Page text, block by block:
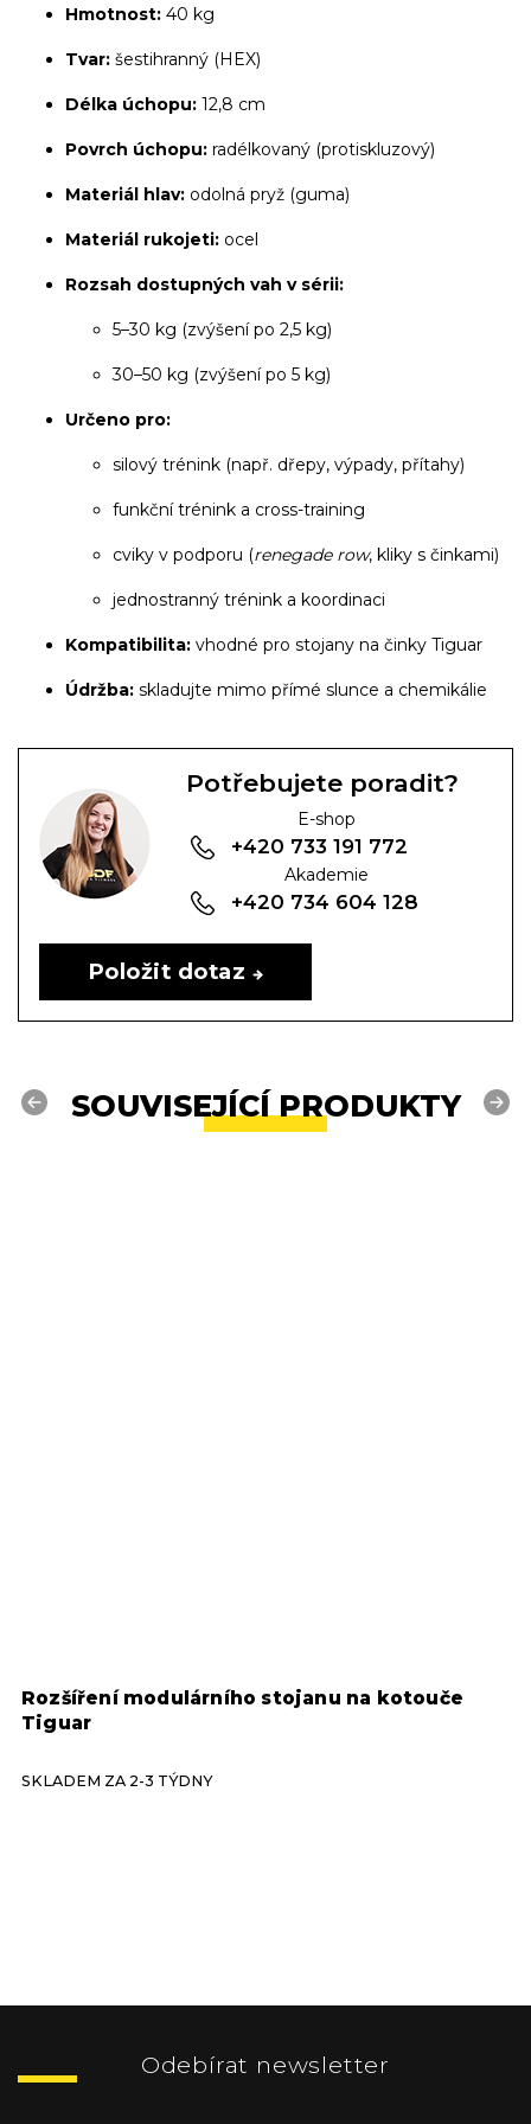
Hmotnost: 40 kg
Tvar: šestihranný (HEX)
Délka úchopu: 12,8 cm
Povrch úchopu: radélkovaný (protiskluzový)
Materiál hlav: odolná pryž (guma)
Materiál rukojeti: ocel
Rozsah dostupných vah v sérii:
5–30 kg (zvýšení po 2,5 kg)
30–50 kg (zvýšení po 5 kg)
Určeno pro:
silový trénink (např. dřepy, výpady, přítahy)
funkční trénink a cross-training
cviky v podporu (renegade row, kliky s činkami)
jednostranný trénink a koordinaci
Kompatibilita: vhodné pro stojany na činky Tiguar
Údržba: skladujte mimo přímé slunce a chemikálie
Potřebujete poradit?
E-shop
+420 733 191 772
Akademie
+420 734 604 128
Položit dotaz
SOUVISEJÍCÍ PRODUKTY
Previous
Rozšíření modulárního stojanu na kotouče
Tiguar
SKLADEM ZA 2-3 TÝDNY
Next
Z
Odebírat newsletter